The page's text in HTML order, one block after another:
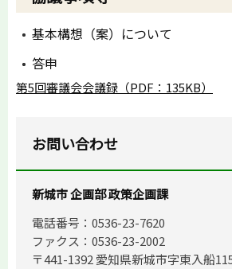
基本構想（案）について
答申
第5回審議会会議録（PDF：135KB）
お問い合わせ
新城市 企画部 政策企画課
電話番号：0536-23-7620
ファクス：0536-23-2002
〒441-1392 愛知県新城市字東入船